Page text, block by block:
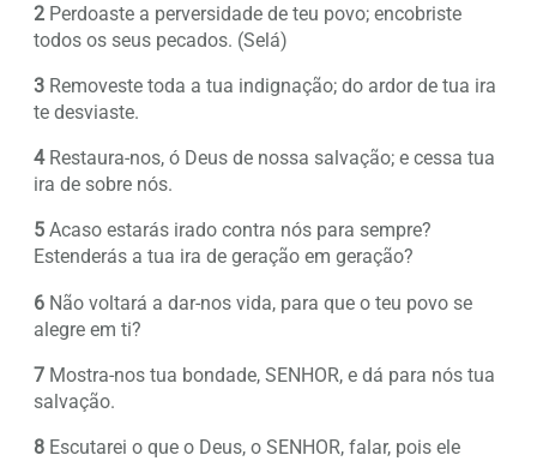
2 Perdoaste a perversidade de teu povo; encobriste
todos os seus pecados. (Selá)
3 Removeste toda a tua indignação; do ardor de tua ira
te desviaste.
4Restaura-nos, ó Deus de nossa salvação; e cessa tua
ira de sobre nós.
5 Acaso estarás irado contra nós para sempre?
Estenderás a tua ira de geração em geração?
6 Não voltará a dar-nos vida, para que o teu povo se
alegre em ti?
7 Mostra-nos tua bondade, SENHOR, e dá para nós tua
salvação.
8 Escutarei o que o Deus, o SENHOR, falar, pois ele